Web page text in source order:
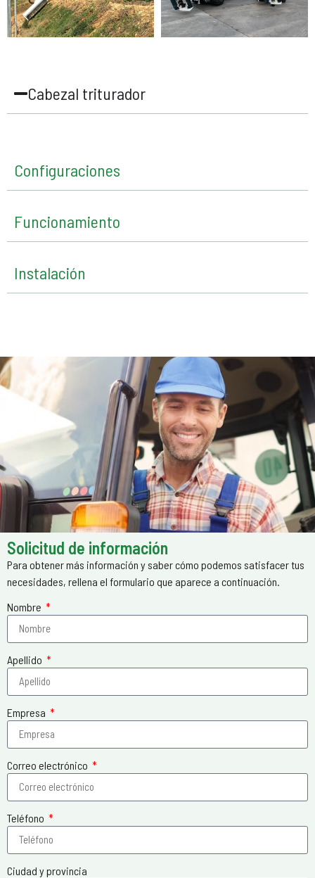
Cabezal triturador
Configuraciones
Funcionamiento
Instalación
Solicitud de información
Para obtener más información y saber cómo podemos satisfacer tus
necesidades, rellena el formulario que aparece a continuación.
Nombre
Apellido
Empresa
Correo electrónico
Teléfono
Ciudad y provincia